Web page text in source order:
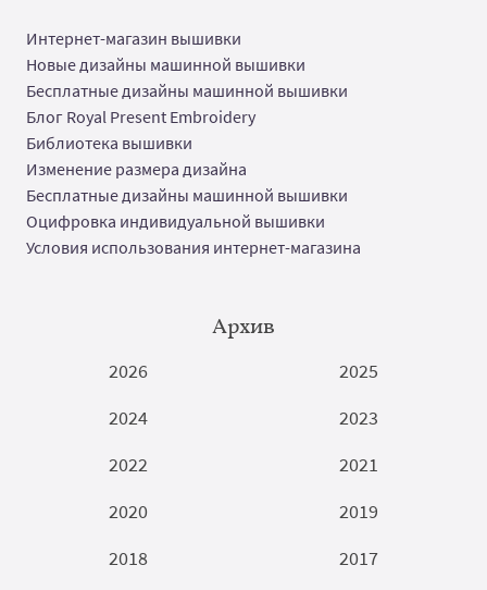
Интернет-магазин вышивки
Новые дизайны машинной вышивки
Бесплатные дизайны машинной вышивки
Блог Royal Present Embroidery
Библиотека вышивки
Изменение размера дизайна
Бесплатные дизайны машинной вышивки
Оцифровка индивидуальной вышивки
Условия использования интернет-магазина
Архив
2026
2025
2024
2023
2022
2021
2020
2019
2018
2017